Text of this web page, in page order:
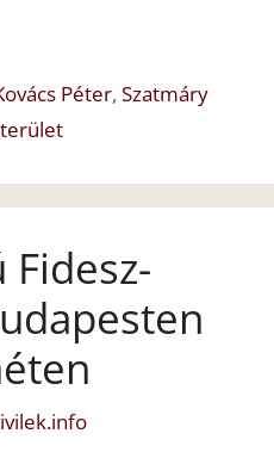
Péter,Szatmáry
Fidesz-